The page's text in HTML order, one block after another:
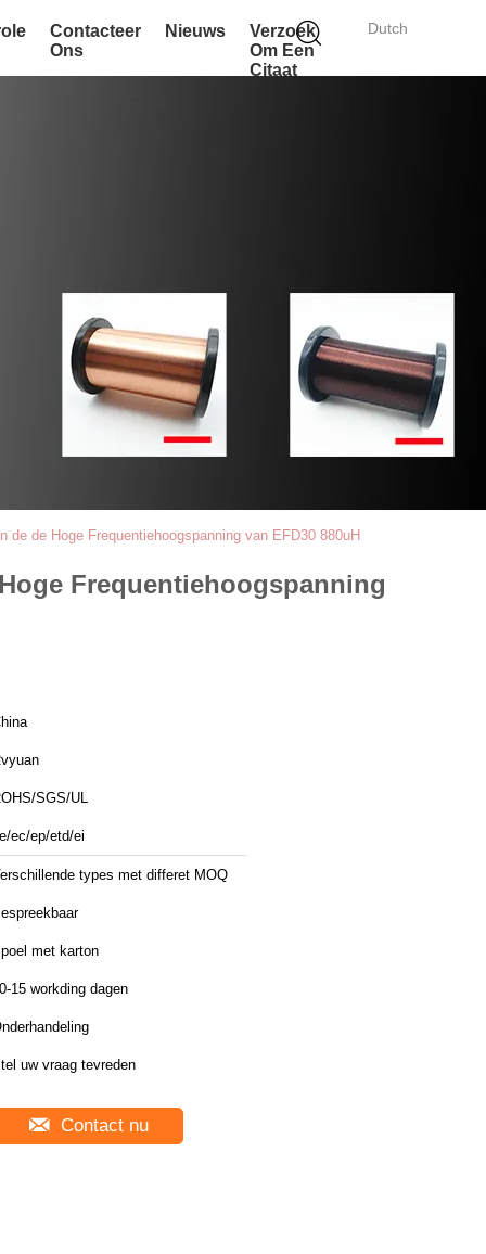
Dutch
Contacteer
Ons
Nieuws
Verzoek
Om Een
Citaat
de Hoge Frequentiehoogspanning van EFD30 880uH
Frequentiehoogspanning
SGS/UL
ec/ep/etd/ei
types met differet MOQ
met karton
15 workding dagen
uw vraag tevreden
Contact nu